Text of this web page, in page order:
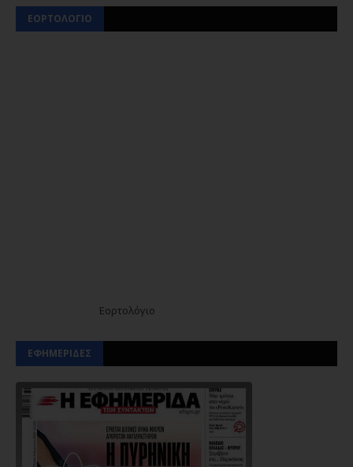
ΕΟΡΤΟΛΟΓΙΟ
Εορτολόγιο
ΕΦΗΜΕΡΙΔΕΣ